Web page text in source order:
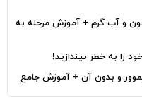
آب گرم + آموزش مرحله به
به خطر نیندازید!
و بدون آن + آموزش جامع